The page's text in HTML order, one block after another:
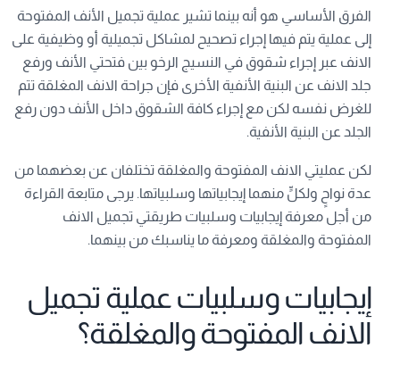
الفرق الأساسي هو أنه بينما تشير عملية تجميل الأنف المفتوحة
إلى عملية يتم فيها إجراء تصحيح لمشاكل تجميلية أو وظيفية على
الانف عبر إجراء شقوق في النسيج الرخو بين فتحتي الأنف ورفع
جلد الانف عن البنية الأنفية الأخرى فإن جراحة الانف المغلقة تتم
للغرض نفسه لكن مع إجراء كافة الشقوق داخل الأنف دون رفع
الجلد عن البنية الأنفية.
لكن عمليتي الانف المفتوحة والمغلقة تختلفان عن بعضهما من
عدة نواحٍ ولكلٍّ منهما إيجابياتها وسلبياتها. يرجى متابعة القراءة
من أجل معرفة إيجابيات وسلبيات طريقتي تجميل الانف
المفتوحة والمغلقة ومعرفة ما يناسبك من بينهما.
إيجابيات وسلبيات عملية تجميل
الانف المفتوحة والمغلقة؟